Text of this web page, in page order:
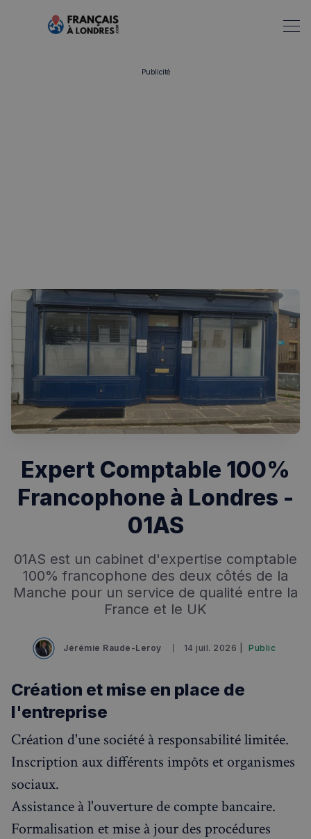
Recherche ✨Chatbot IA
RECHERCHES POPULAIRES
Visites guidées
Événements à venir
Publicité
Expert Comptable 100%
Francophone à Londres -
01AS
01AS est un cabinet d'expertise comptable
100% francophone des deux côtés de la
Manche pour un service de qualité entre la
France et le UK
Jérémie Raude-Leroy 14 juil. 2026 | Public
Création et mise en place de
l'entreprise
Création d'une société à responsabilité limitée.
Inscription aux différents impôts et organismes
sociaux.
Assistance à l'ouverture de compte bancaire.
Formalisation et mise à jour des procédures